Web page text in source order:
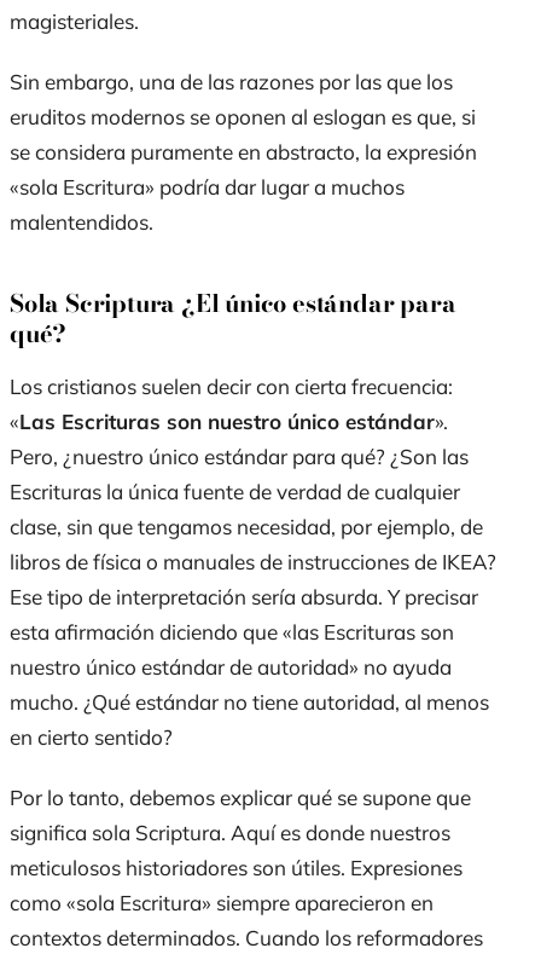
magisteriales.
Sin embargo, una de las razones por las que los
eruditos modernos se oponen al eslogan es que, si
se considera puramente en abstracto, la expresión
«sola Escritura» podría dar lugar a muchos
malentendidos.
Sola Scriptura ¿El único estándar para
qué?
Los cristianos suelen decir con cierta frecuencia:
«Las Escrituras son nuestro único estándar».
Pero, ¿nuestro único estándar para qué? ¿Son las
Escrituras la única fuente de verdad de cualquier
clase, sin que tengamos necesidad, por ejemplo, de
libros de física o manuales de instrucciones de IKEA?
Ese tipo de interpretación sería absurda. Y precisar
esta afirmación diciendo que «las Escrituras son
nuestro único estándar de autoridad» no ayuda
mucho. ¿Qué estándar no tiene autoridad, al menos
en cierto sentido?
Por lo tanto, debemos explicar qué se supone que
significa sola Scriptura. Aquí es donde nuestros
meticulosos historiadores son útiles. Expresiones
como «sola Escritura» siempre aparecieron en
contextos determinados. Cuando los reformadores